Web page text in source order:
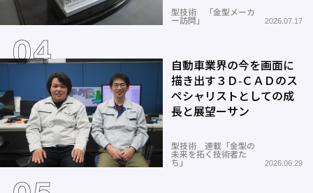
型技術 「金型メーカ
ー訪問」
2026.07.17
自動車業界の今を画面に
描き出す３Ｄ-ＣＡＤのス
ペシャリストとしての成
長と展望ーサン
型技術 連載「金型の
未来を拓く技術者た
ち」
2026.06.29